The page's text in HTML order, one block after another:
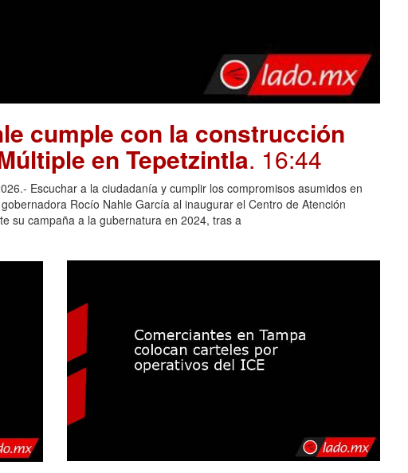
cumple con la construcción
en Tepetzintla. 16:44
Escuchar a la ciudadanía y cumplir los compromisos asumidos en
Rocío Nahle García al inaugurar el Centro de Atención
su campaña a la gubernatura en 2024, tras a